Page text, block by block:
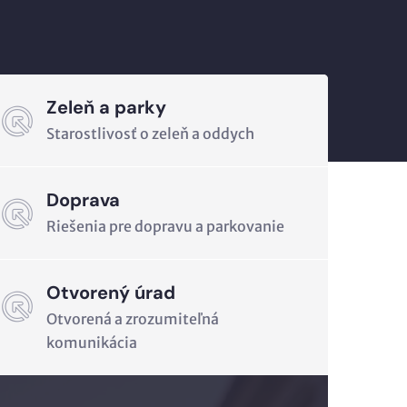
Zeleň a parky
Starostlivosť o zeleň a oddych
Doprava
Riešenia pre dopravu a parkovanie
Otvorený úrad
Otvorená a zrozumiteľná
komunikácia